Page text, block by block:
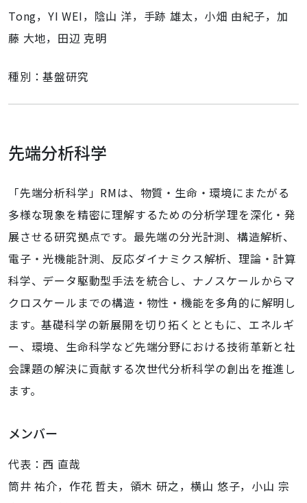
Tong，YI WEI，陰山 洋，手跡 雄太，小畑 由紀子，加
藤 大地，田辺 克明
種別：基盤研究
先端分析科学
「先端分析科学」RMは、物質・生命・環境にまたがる
多様な現象を精密に理解するための分析学理を深化・発
展させる研究拠点です。最先端の分光計測、構造解析、
電子・光機能計測、反応ダイナミクス解析、理論・計算
科学、データ駆動型手法を統合し、ナノスケールからマ
クロスケールまでの構造・物性・機能を多角的に解明し
ます。基礎科学の新展開を切り拓くとともに、エネルギ
ー、環境、生命科学など先端分野における技術革新と社
会課題の解決に貢献する次世代分析科学の創出を推進し
ます。
メンバー
代表：西 直哉
筒井 祐介，作花 哲夫，領木 研之，横山 悠子，小山 宗